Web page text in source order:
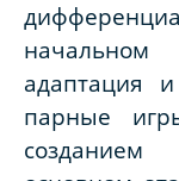
адаптация
парные